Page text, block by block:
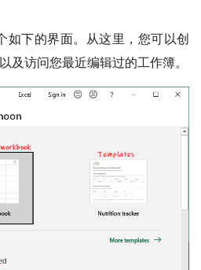
如下的界面。从这里，您可以创
及访问您最近编辑过的工作簿。